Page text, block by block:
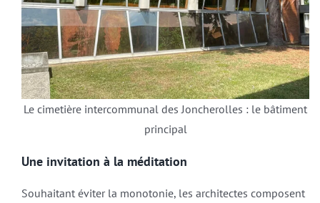
Le cimetière intercommunal des Joncherolles : le bâtiment
principal
Une invitation à la méditation
Souhaitant éviter la monotonie, les architectes composent